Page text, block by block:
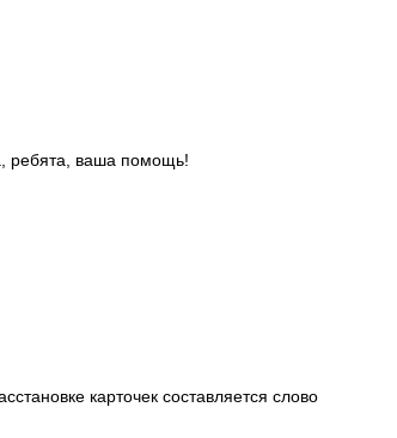
ребята, ваша помощь!
карточек составляется слово